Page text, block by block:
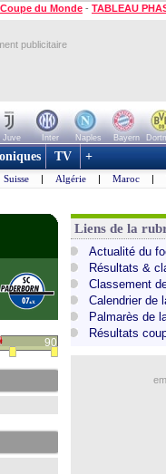
du Monde - TABLEAU
publicitaire
Juve Inter Naples Bayern
TV +
Suisse | Algérie | Maroc |
90
Liens de la
Actualité du
Résultats &
Classement
Calendrier de
Palmarès de
Résultats